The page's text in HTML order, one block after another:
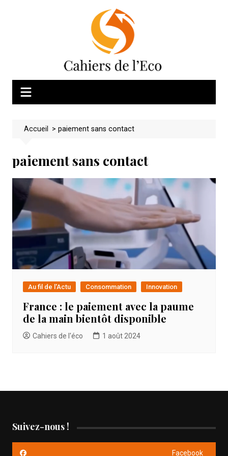
Accueil >paiement sans contact
paiement sans contact
Au fil de l'Actu Consommation Innovation
France : le paiement avec la paume
de la main bientôt disponible
Cahiers de l'éco 1 août 2024
Suivez-nous !
Facebook